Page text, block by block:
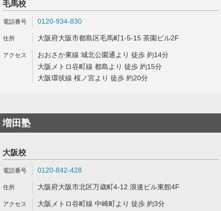
毛馬校
0120-934-830
大阪府大阪市都島区毛馬町1-5-15 茶園ビル2F
おおさか東線 城北公園通より 徒歩 約14分
大阪メトロ谷町線 都島より 徒歩 約15分
大阪環状線 桜ノ宮より 徒歩 約20分
増田塾
大阪校
0120-842-428
大阪府大阪市北区万歳町4-12 浪速ビル東館4F
大阪メトロ谷町線 中崎町より 徒歩 約3分